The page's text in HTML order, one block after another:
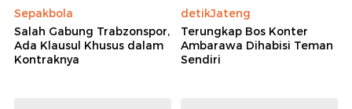
Sepakbola
Salah Gabung Trabzonspor,
Ada Klausul Khusus dalam
Kontraknya
detikJateng
Terungkap Bos Konter
Ambarawa Dihabisi Teman
Sendiri